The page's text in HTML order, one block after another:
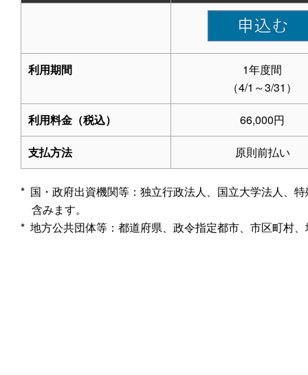
利用期間
1年度間
（4/1～3/31）
利用料金（税込） 66,000円
支払方法 原則前払い
* 国・政府出資機関等：独立行政法人、国立大学法人、
含みます。
* 地方公共団体等：都道府県、政令指定都市、市区町村